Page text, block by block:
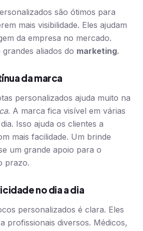
são ótimos para
mais visibilidade. Eles ajudam
da empresa no mercado.
aliados do marketing.
da marca
personalizados ajuda muito na
. A marca fica visível em várias
Isso ajuda os clientes a
mais facilidade. Um brinde
um grande apoio para o
prazo.
no dia a dia
personalizados é clara. Eles
profissionais diversos. Médicos,